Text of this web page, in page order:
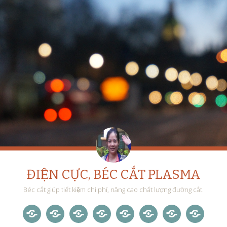
ĐIỆN CỰC, BÉC CẮT PLASMA
Béc cắt giúp tiết kiệm chi phí, nâng cao chất lượng đường cắt.